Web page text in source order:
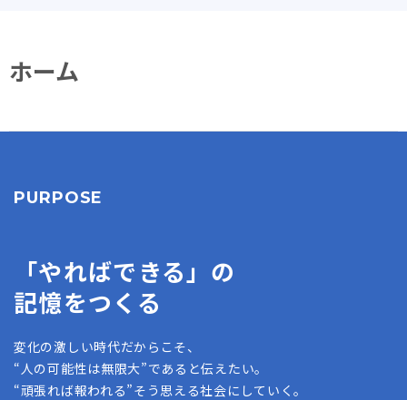
ホーム
PURPOSE
「やればできる」の
記憶をつくる
変化の激しい時代だからこそ、
“人の可能性は無限大”であると伝えたい。
“頑張れば報われる”そう思える社会にしていく。